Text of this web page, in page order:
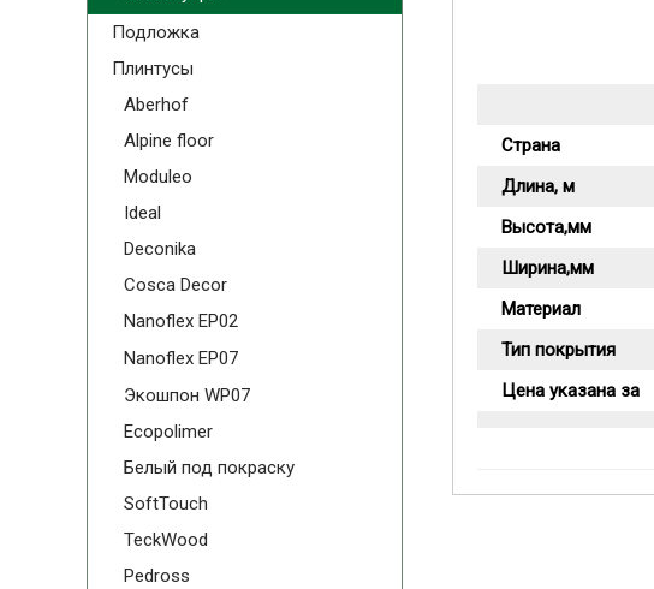
Страна
Длина, м
Высота,мм
Ширина,мм
Материал
Тип покрытия
Цена указана за
Подложка
Плинтусы
Aberhof
Alpine floor
Moduleo
Ideal
Deconika
Cosca Decor
Nanoflex EP02
Nanoflex EP07
Экошпон WP07
Ecopolimer
Белый под покраску
SoftTouch
TeckWood
Pedross